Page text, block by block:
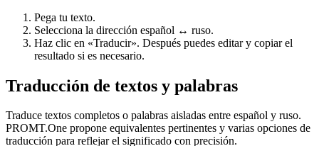
Pega tu texto.
Selecciona la dirección español ↔ ruso.
Haz clic en «Traducir». Después puedes editar y copiar el
resultado si es necesario.
Traducción de textos y palabras
Traduce textos completos o palabras aisladas entre español y ruso.
PROMT.One propone equivalentes pertinentes y varias opciones de
traducción para reflejar el significado con precisión.